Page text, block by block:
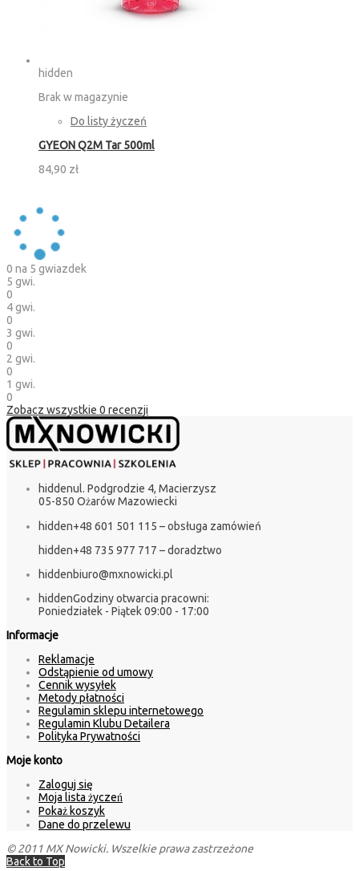
hidden
Brak w magazynie
Do listy życzeń
GYEON Q2M Tar 500ml
84,90 zł
0 na 5 gwiazdek
5 gwi.
0
4 gwi.
0
3 gwi.
0
2 gwi.
0
1 gwi.
0
Zobacz wszystkie 0 recenzji
hiddenul. Podgrodzie 4, Macierzysz
05-850 Ożarów Mazowiecki
hidden+48 601 501 115 – obsługa zamówień
hidden+48 735 977 717 – doradztwo
hiddenbiuro@mxnowicki.pl
hiddenGodziny otwarcia pracowni:
Poniedziałek - Piątek 09:00 - 17:00
Informacje
Reklamacje
Odstąpienie od umowy
Cennik wysyłek
Metody płatności
Regulamin sklepu internetowego
Regulamin Klubu Detailera
Polityka Prywatności
Moje konto
Zaloguj się
Moja lista życzeń
Pokaż koszyk
Dane do przelewu
© 2011 MX Nowicki. Wszelkie prawa zastrzeżone
Back to Top